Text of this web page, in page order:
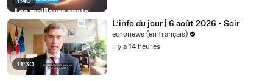
11:30
L’info du jour | 6 août 2026 - Soir
euronews (en français)
il y a 14 heures